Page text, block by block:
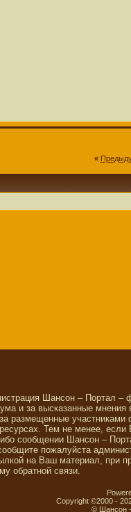
«
Шансон – Портал –
и за высказанные
за размещенные
Тем не менее,
сообщении Шансон –
пожалуйста
на Ваш материал, при
обратной связи.
Copyright ©2000 -
© Шансон